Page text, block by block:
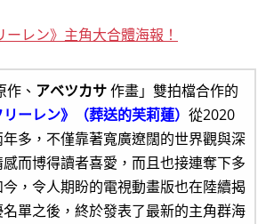
レン》主角大合體海報！
、 アベツカサ作畫」雙拍檔合作的
リーレン》（葬送的芙莉蓮） 從2020
多，不僅靠著寬廣遼闊的世界觀與深
而博得讀者喜愛，而且也接連奪下多
，令人期盼的電視動畫版也在陸續揭
單之後，終於發表了最新的主角群海